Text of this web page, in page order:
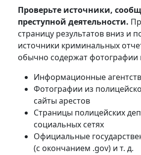
Проверьте источники,
преступной деятельности.
страницу результатов вниз и
источники криминальных
обычно содержат фотографии
Информационные
Фотографии из
сайты арестов
Страницы полицейских
социальных сетях
Официальные
(с окончанием .gov) и т. д.